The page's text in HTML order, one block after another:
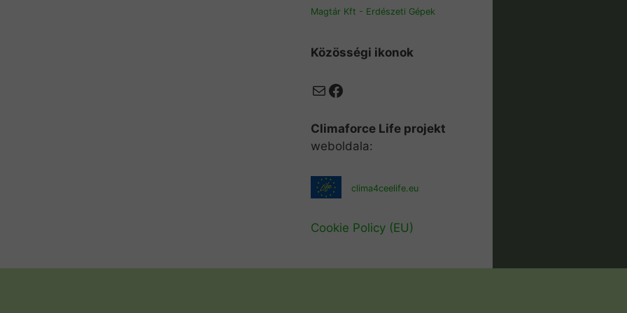
Magtár Kft - Erdészeti Gépek
Közösségi ikonok
MailFacebook
Climaforce Life projekt
weboldala:
clima4ceelife.eu
Cookie Policy (EU)